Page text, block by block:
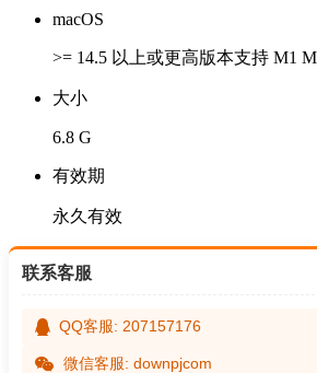
macOS
>= 14.5 以上或更高版本支持 M1
大小
6.8 G
有效期
永久有效
联系客服
QQ客服: 207157176
微信客服: downpjcom